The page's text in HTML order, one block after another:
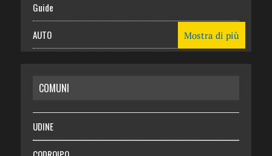
Guide
AUTO
RISPARMIO
SALUTE
Necrologie
Mostra di più
COMUNI
UDINE